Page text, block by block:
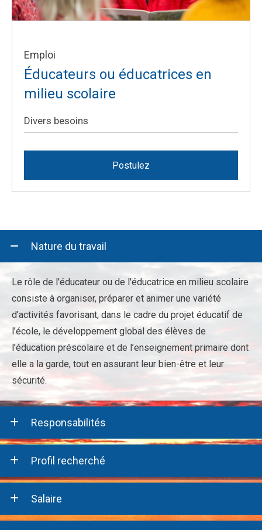
Emploi
Éducateurs ou éducatrices en
milieu scolaire
Divers besoins
Postulez
Nature du travail
Le rôle de l'éducateur ou de l'éducatrice en milieu scolaire
consiste à organiser, préparer et animer une variété
d’activités favorisant, dans le cadre du projet éducatif de
l’école, le développement global des élèves de
l’éducation préscolaire et de l’enseignement primaire dont
elle a la garde, tout en assurant leur bien-être et leur
sécurité.
Responsabilités
Profil recherché
Salaire